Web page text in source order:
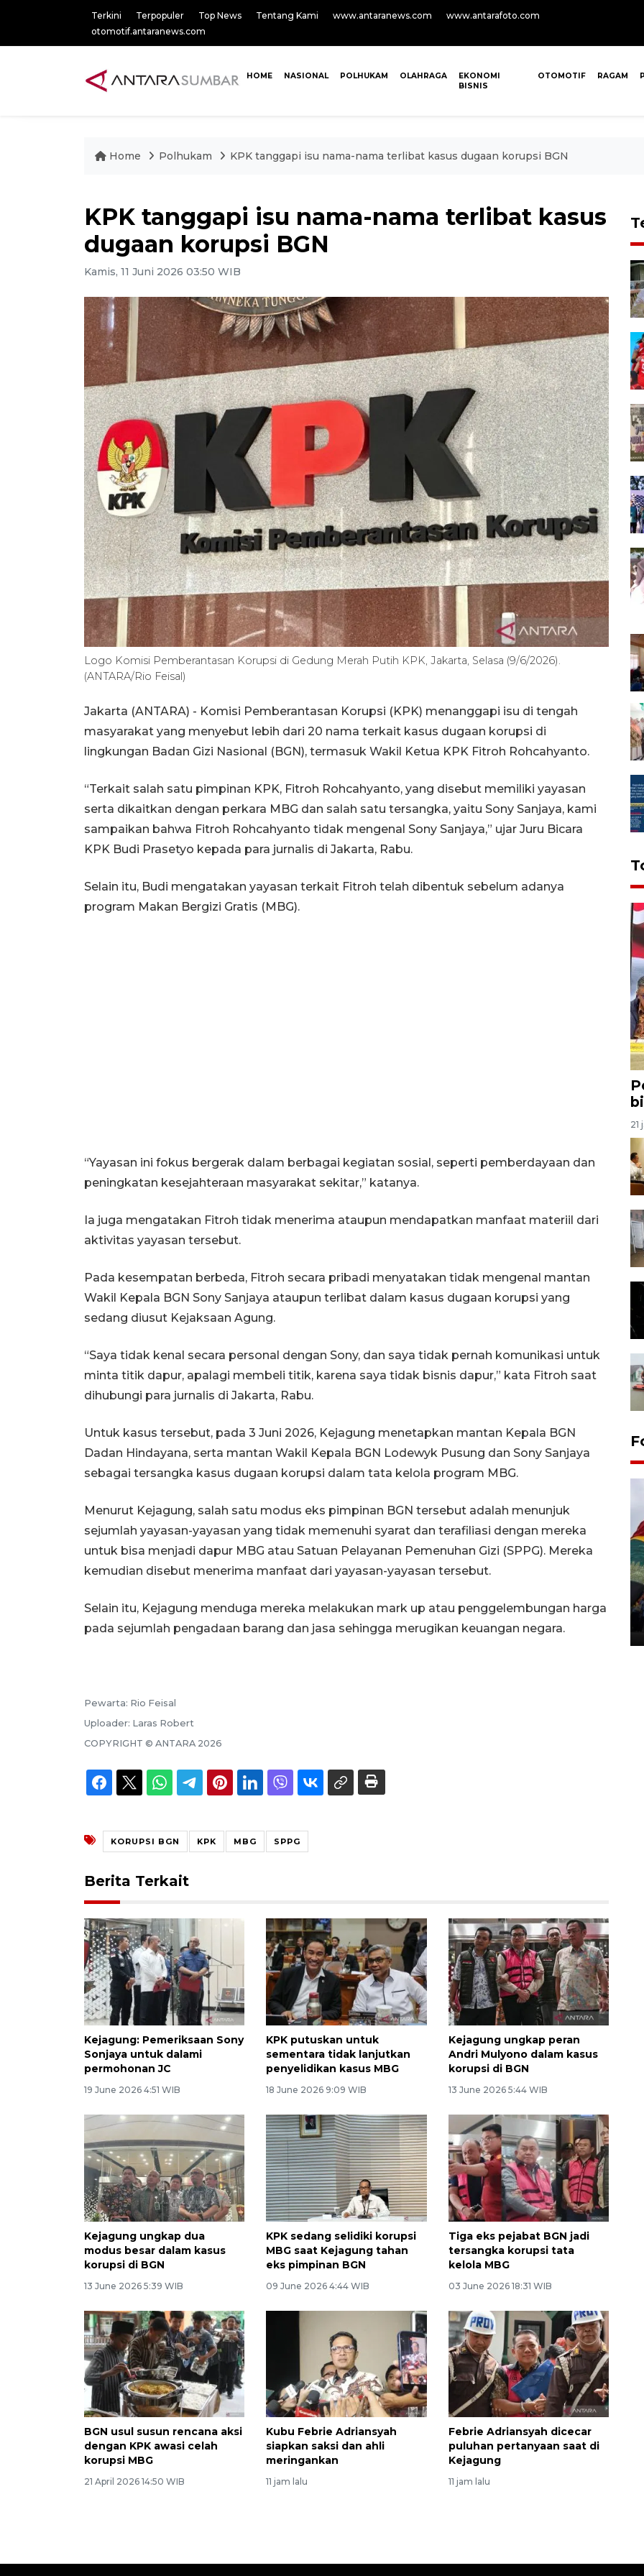
Terkini Terpopuler Top News Tentang Kami www.antaranews.com
www.antarafoto.com
otomotif.antaranews.com
HOME NASIONAL POLHUKAM OLAHRAGA
EKONOMI
BISNIS
OTOMOTIF RAGAM
Home Polhukam KPK tanggapi isu nama-nama terlibat kasus dugaan korupsi BGN
KPK tanggapi isu nama-nama terlibat kasus
dugaan korupsi BGN
Kamis, 11 Juni 2026 03:50 WIB
Logo Komisi Pemberantasan Korupsi di Gedung Merah Putih KPK, Jakarta, Selasa (9/6/2026).
(ANTARA/Rio Feisal)
Jakarta (ANTARA) - Komisi Pemberantasan Korupsi (KPK) menanggapi isu di tengah
masyarakat yang menyebut lebih dari 20 nama terkait kasus dugaan korupsi di
lingkungan Badan Gizi Nasional (BGN), termasuk Wakil Ketua KPK Fitroh Rohcahyanto.
“Terkait salah satu pimpinan KPK, Fitroh Rohcahyanto, yang disebut memiliki yayasan
serta dikaitkan dengan perkara MBG dan salah satu tersangka, yaitu Sony Sanjaya, kami
sampaikan bahwa Fitroh Rohcahyanto tidak mengenal Sony Sanjaya,” ujar Juru Bicara
KPK Budi Prasetyo kepada para jurnalis di Jakarta, Rabu.
Selain itu, Budi mengatakan yayasan terkait Fitroh telah dibentuk sebelum adanya
program Makan Bergizi Gratis (MBG).
“Yayasan ini fokus bergerak dalam berbagai kegiatan sosial, seperti pemberdayaan dan
peningkatan kesejahteraan masyarakat sekitar,” katanya.
Ia juga mengatakan Fitroh tidak menerima ataupun mendapatkan manfaat materiil dari
aktivitas yayasan tersebut.
Pada kesempatan berbeda, Fitroh secara pribadi menyatakan tidak mengenal mantan
Wakil Kepala BGN Sony Sanjaya ataupun terlibat dalam kasus dugaan korupsi yang
sedang diusut Kejaksaan Agung.
“Saya tidak kenal secara personal dengan Sony, dan saya tidak pernah komunikasi untuk
minta titik dapur, apalagi membeli titik, karena saya tidak bisnis dapur,” kata Fitroh saat
dihubungi para jurnalis di Jakarta, Rabu.
Untuk kasus tersebut, pada 3 Juni 2026, Kejagung menetapkan mantan Kepala BGN
Dadan Hindayana, serta mantan Wakil Kepala BGN Lodewyk Pusung dan Sony Sanjaya
sebagai tersangka kasus dugaan korupsi dalam tata kelola program MBG.
Menurut Kejagung, salah satu modus eks pimpinan BGN tersebut adalah menunjuk
sejumlah yayasan-yayasan yang tidak memenuhi syarat dan terafiliasi dengan mereka
untuk bisa menjadi dapur MBG atau Satuan Pelayanan Pemenuhan Gizi (SPPG). Mereka
kemudian disebut menerima manfaat dari yayasan-yayasan tersebut.
Selain itu, Kejagung menduga mereka melakukan mark up atau penggelembungan harga
pada sejumlah pengadaan barang dan jasa sehingga merugikan keuangan negara.
Pewarta: Rio Feisal
Uploader: Laras Robert
COPYRIGHT © ANTARA 2026
KORUPSI BGN KPK MBG SPPG
Berita Terkait
Kejagung: Pemeriksaan Sony
Sonjaya untuk dalami
permohonan JC
19 June 2026 4:51 WIB
KPK putuskan untuk
sementara tidak lanjutkan
penyelidikan kasus MBG
18 June 2026 9:09 WIB
Kejagung ungkap peran
Andri Mulyono dalam kasus
korupsi di BGN
13 June 2026 5:44 WIB
Kejagung ungkap dua
modus besar dalam kasus
korupsi di BGN
13 June 2026 5:39 WIB
KPK sedang selidiki korupsi
MBG saat Kejagung tahan
eks pimpinan BGN
09 June 2026 4:44 WIB
Tiga eks pejabat BGN jadi
tersangka korupsi tata
kelola MBG
03 June 2026 18:31 WIB
BGN usul susun rencana aksi
dengan KPK awasi celah
korupsi MBG
21 April 2026 14:50 WIB
Kubu Febrie Adriansyah
siapkan saksi dan ahli
meringankan
11 jam lalu
Febrie Adriansyah dicecar
puluhan pertanyaan saat di
Kejagung
11 jam lalu
21
Lintas Sumatera di Sumbar
05 August 2026 10:35 WIB